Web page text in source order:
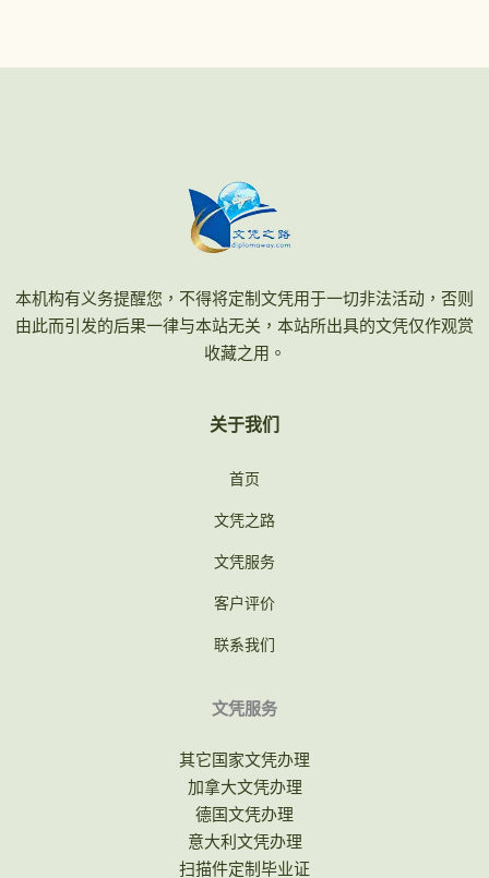
本机构有义务提醒您，不得将定制文凭用于一切非法活动，否则
由此而引发的后果一律与本站无关，本站所出具的文凭仅作观赏
收藏之用。
关于我们
首页
文凭之路
文凭服务
客户评价
联系我们
文凭服务
其它国家文凭办理
加拿大文凭办理
德国文凭办理
意大利文凭办理
扫描件定制毕业证